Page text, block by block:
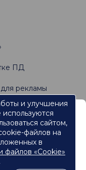
ПД
рекламы
данном веб-
что
и перейти к
и улучшения
используются
сайтом,
файлов на
в
файлов «Cookie»